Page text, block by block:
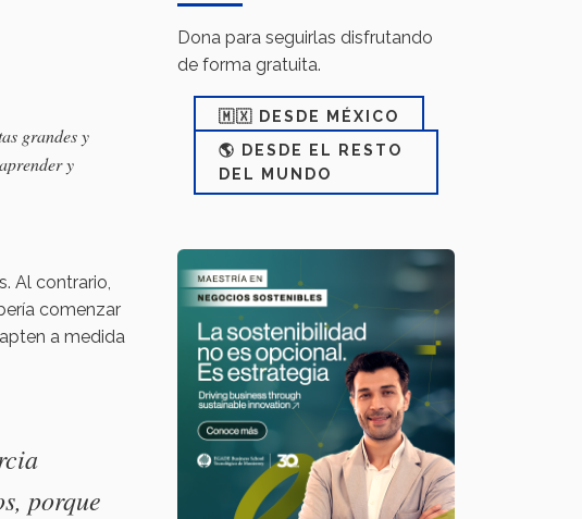
grandes y
y
Al contrario,
comenzar
a medida
porque
Dona para seguirlas disfrutando
de forma gratuita.
🇲🇽 DESDE MÉXICO
🌎 DESDE EL RESTO
DEL MUNDO